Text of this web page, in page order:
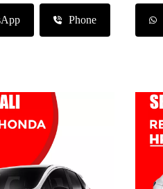
Phone